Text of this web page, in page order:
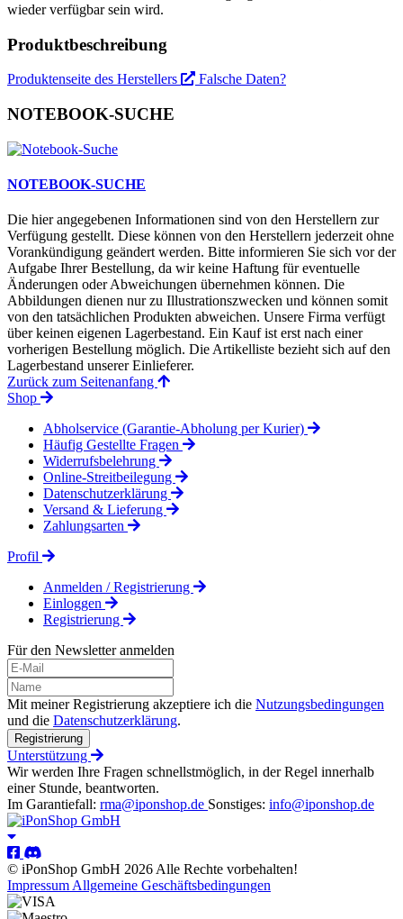
wieder verfügbar sein wird.
Produktbeschreibung
Produktenseite des Herstellers Falsche Daten?
NOTEBOOK-SUCHE
NOTEBOOK-SUCHE
Die hier angegebenen Informationen sind von den Herstellern zur
Verfügung gestellt. Diese können von den Herstellern jederzeit ohne
Vorankündigung geändert werden. Bitte informieren Sie sich vor der
Aufgabe Ihrer Bestellung, da wir keine Haftung für eventuelle
Änderungen oder Abweichungen übernehmen können. Die
Abbildungen dienen nur zu Illustrationszwecken und können somit
von den tatsächlichen Produkten abweichen. Unsere Firma verfügt
über keinen eigenen Lagerbestand. Ein Kauf ist erst nach einer
vorherigen Bestellung möglich. Die Artikelliste bezieht sich auf den
Lagerbestand unserer Einlieferer.
Zurück zum Seitenanfang
Shop
Abholservice (Garantie-Abholung per Kurier)
Häufig Gestellte Fragen
Widerrufsbelehrung
Online-Streitbeilegung
Datenschutzerklärung
Versand & Lieferung
Zahlungsarten
Profil
Anmelden / Registrierung
Einloggen
Registrierung
Für den Newsletter anmelden
Mit meiner Registrierung akzeptiere ich die Nutzungsbedingungen
und die Datenschutzerklärung.
Registrierung
Unterstützung
Wir werden Ihre Fragen schnellstmöglich, in der Regel innerhalb
einer Stunde, beantworten.
Im Garantiefall: rma@iponshop.de Sonstiges: info@iponshop.de
© iPonShop GmbH 2026 Alle Rechte vorbehalten!
Impressum Allgemeine Geschäftsbedingungen